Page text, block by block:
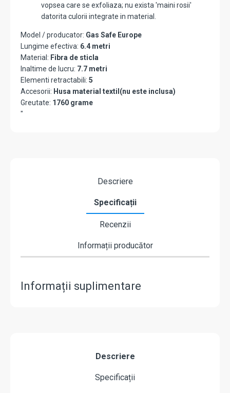
vopsea care se exfoliaza; nu exista 'maini rosii'
datorita culorii integrate in material.
Model / producator: Gas Safe Europe
Lungime efectiva: 6.4 metri
Material: Fibra de sticla
Inaltime de lucru: 7.7 metri
Elementi retractabili: 5
Accesorii: Husa material textil(nu este inclusa)
Greutate: 1760 grame
"
Descriere
Specificații
Recenzii
Informații producător
Informații suplimentare
Descriere
Specificații